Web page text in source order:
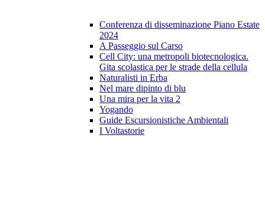
Conferenza di disseminazione Piano Estate
2024
A Passeggio sul Carso
Cell City: una metropoli biotecnologica.
Gita scolastica per le strade della cellula
Naturalisti in Erba
Nel mare dipinto di blu
Una mira per la vita 2
Yogando
Guide Escursionistiche Ambientali
I Voltastorie